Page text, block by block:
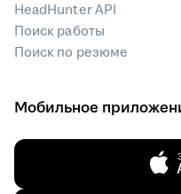
HeadHunter API
Поиск работы
Поиск по резюме
Мобильное